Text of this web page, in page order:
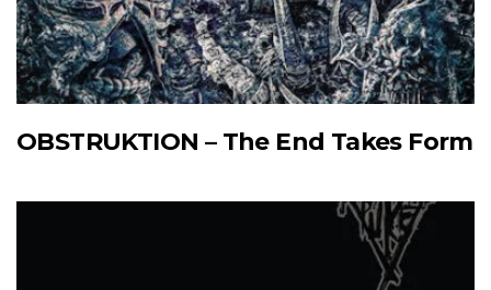
OBSTRUKTION – The End Takes Form